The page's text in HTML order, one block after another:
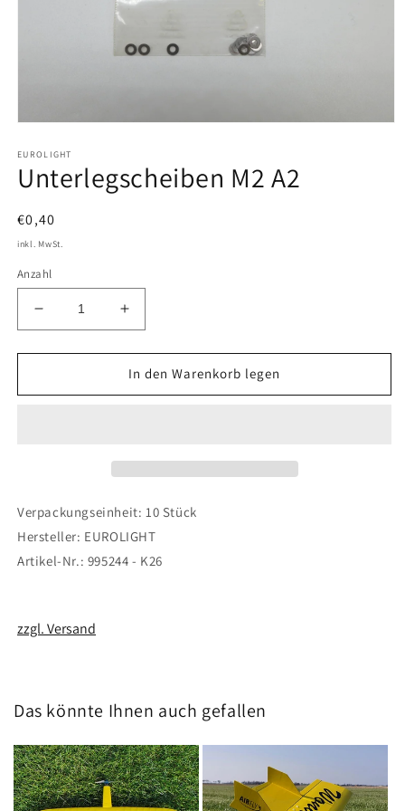
in
Modal
öffnen
EUROLIGHT
Unterlegscheiben M2 A2
Normaler
Preis
€0,40
inkl. MwSt.
Anzahl
Verringere
die
Menge
Unterlegscheiben
Erhöhe
die
Menge
für
Unterlegscheiben
In den Warenkorb legen
Verpackungseinheit: 10 Stück
Hersteller: EUROLIGHT
Artikel-Nr.: 995244 - K26
zzgl. Versand
Das könnte Ihnen auch gefallen